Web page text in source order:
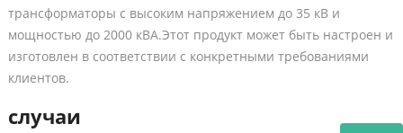
трансформаторы с высоким напряжением до 35 кВ и
мощностью до 2000 кВА.Этот продукт может быть настроен и
изготовлен в соответствии с конкретными требованиями
клиентов.
случаи